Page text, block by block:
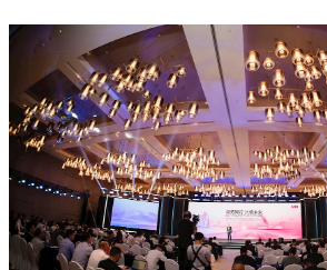
Suggestions
Products
See more products
Shopping list preview